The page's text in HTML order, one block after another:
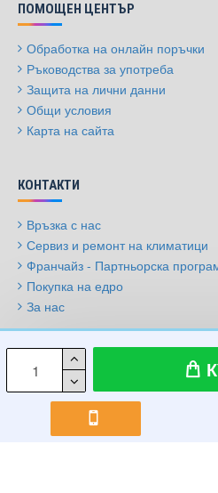
ПОМОЩЕН ЦЕНТЪР
Обработка на онлайн поръчки
Ръководства за употреба
Защита на лични данни
Общи условия
Карта на сайта
КОНТАКТИ
Връзка с нас
Сервиз и ремонт на климатици
Франчайз - Партньорска
Покупка на едро
За нас
© 2009-2026, Климатици.бг,